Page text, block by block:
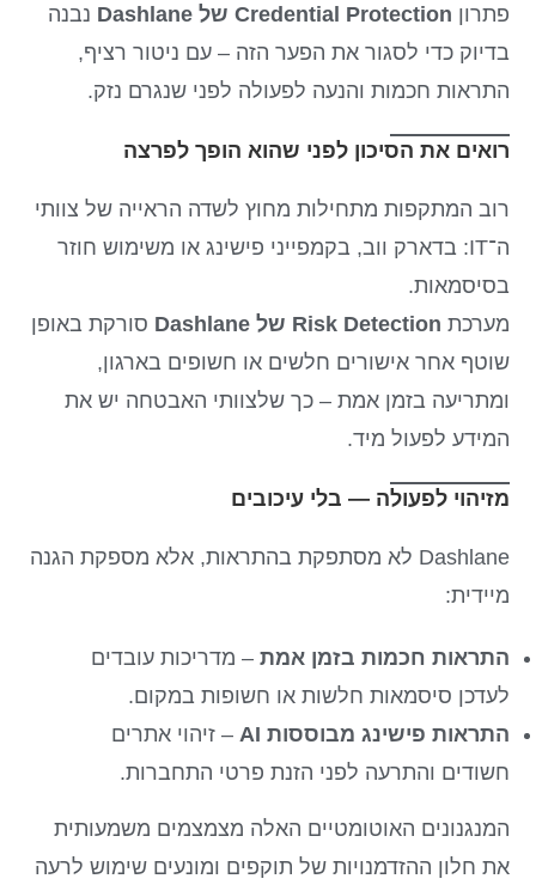
פתרון Credential Protection של Dashlane
נבנה
בדיוק כדי לסגור את הפער הזה – עם ניטור רציף,
התראות חכמות והנעה לפעולה לפני שנגרם נזק.
רואים את הסיכון לפני שהוא הופך לפרצה
רוב המתקפות מתחילות מחוץ לשדה הראייה של צוותי
ה־IT: בדארק ווב, בקמפייני פישינג או משימוש חוזר
בסיסמאות.
מערכת Risk Detection של Dashlane
סורקת באופן
שוטף אחר אישורים חלשים או חשופים בארגון,
ומתריעה בזמן אמת – כך שלצוותי האבטחה יש את
המידע לפעול מיד.
מזיהוי לפעולה — בלי עיכובים
Dashlane לא מסתפקת בהתראות, אלא מספקת הגנה
מיידית:
התראות חכמות בזמן אמת – מדריכות עובדים
לעדכן סיסמאות חלשות או חשופות במקום.
התראות פישינג מבוססות AI
– זיהוי אתרים
חשודים והתרעה לפני הזנת פרטי התחברות.
המנגנונים האוטומטיים האלה מצמצמים משמעותית
את חלון ההזדמנויות של תוקפים ומונעים שימוש לרעה